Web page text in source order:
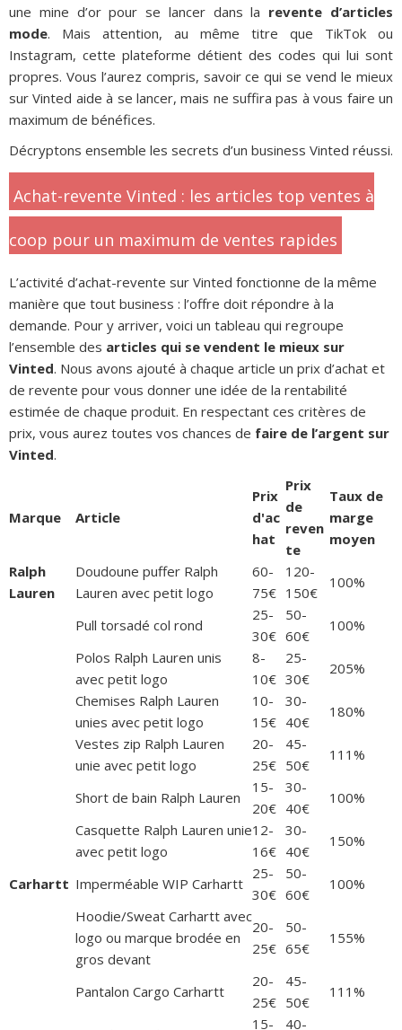
une mine d’or pour se lancer dans la revente d’articles
mode. Mais attention, au même titre que TikTok ou
Instagram, cette plateforme détient des codes qui lui sont
propres. Vous l’aurez compris, savoir ce qui se vend le mieux
sur Vinted aide à se lancer, mais ne suffira pas à vous faire un
maximum de bénéfices.
Décryptons ensemble les secrets d’un business Vinted réussi.
Achat-revente Vinted : les articles top ventes à
coop pour un maximum de ventes rapides
L’activité d’achat-revente sur Vinted fonctionne de la même
manière que tout business : l’offre doit répondre à la
demande. Pour y arriver, voici un tableau qui regroupe
l’ensemble des articles qui se vendent le mieux sur
Vinted. Nous avons ajouté à chaque article un prix d’achat et
de revente pour vous donner une idée de la rentabilité
estimée de chaque produit. En respectant ces critères de
prix, vous aurez toutes vos chances de faire de l’argent sur
Vinted.
Marque Article
Prix
d'ac
hat
Prix
de
reven
te
Taux de
marge
moyen
Ralph
Lauren
Doudoune puffer Ralph
Lauren avec petit logo
60-
75€
120-
150€
100%
Pull torsadé col rond
25-
30€
50-
60€
100%
Polos Ralph Lauren unis
avec petit logo
8-
10€
25-
30€
205%
Chemises Ralph Lauren
unies avec petit logo
10-
15€
30-
40€
180%
Vestes zip Ralph Lauren
unie avec petit logo
20-
25€
45-
50€
111%
Short de bain Ralph Lauren
15-
20€
30-
40€
100%
Casquette Ralph Lauren unie
avec petit logo
12-
16€
30-
40€
150%
Carhartt Imperméable WIP Carhartt
25-
30€
50-
60€
100%
Hoodie/Sweat Carhartt avec
logo ou marque brodée en
gros devant
20-
25€
50-
65€
155%
Pantalon Cargo Carhartt
20-
25€
45-
50€
111%
15-
40-